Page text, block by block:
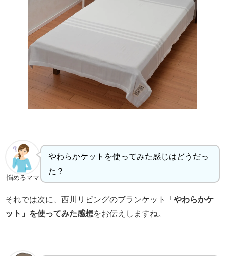
悩めるママ
やわらかケットを使ってみた感じはどうだっ
た？
それでは次に、西川リビングのブランケット「 やわらかケ
ット」を使ってみた感想をお伝えしますね。